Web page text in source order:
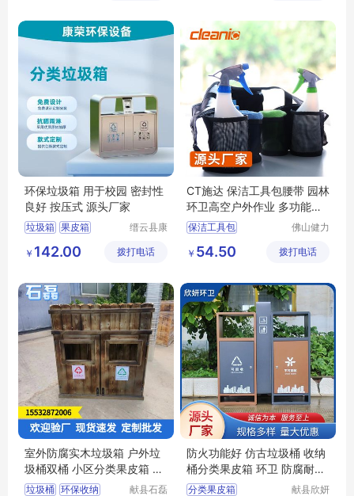
不锈钢垃圾桶价格表
环保垃圾箱 用于校园 密封性
良好 按压式 源头厂家
垃圾箱 果皮箱
分类垃圾箱
缙云县康
备有限公
￥ 142.00 拨打电话
CT施达 保洁工具包腰带 园林
环卫高空户外作业 多功能维
修清洁帆布包
保洁工具包
户外作业包
佛山健力
有限公司
￥ 54.50 拨打电话
室外防腐实木垃圾箱 户外垃
圾桶双桶 小区分类果皮箱 二
分类 可定制
垃圾桶 环保收纳
献县石磊
防火功能好 仿古垃圾桶 收纳
桶分类果皮箱 环卫 防腐耐磨
欣妍
分类果皮箱
献县欣妍